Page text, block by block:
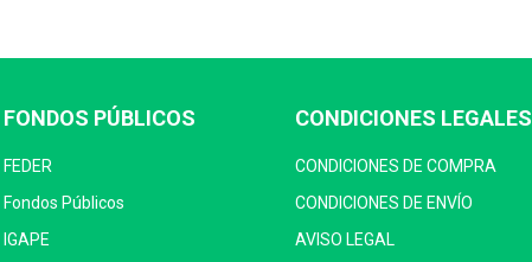
FONDOS PÚBLICOS
FEDER
Fondos Públicos
IGAPE
CONDICIONES LEGALES
CONDICIONES DE COMPRA
CONDICIONES DE ENVÍO
AVISO LEGAL